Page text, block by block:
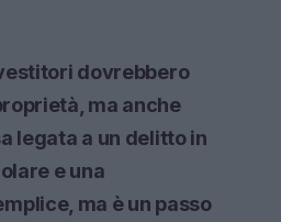
dovrebbero
ma anche
legata a un delitto in
e una
ma è un passo